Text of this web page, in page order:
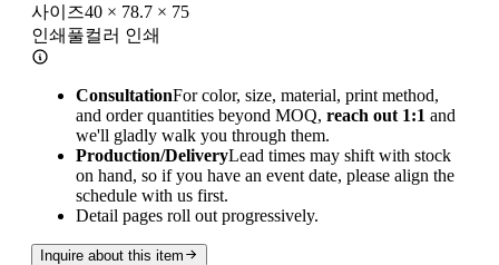
사이즈40 × 78.7 × 75
인쇄 풀컬러 인쇄
ConsultationFor color, size, material, print method,
and order quantities beyond MOQ, reach out 1:1 and
we'll gladly walk you through them.
Production/DeliveryLead times may shift with stock
on hand, so if you have an event date, please align the
schedule with us first.
Detail pages roll out progressively.
Inquire about this item